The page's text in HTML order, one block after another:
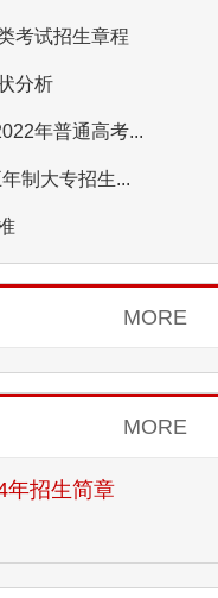
考试招生章程
分析
年普通高考...
制大专招生...
MORE
MORE
年招生简章